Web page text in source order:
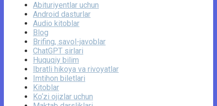
Abituriyentlar uchun
Android dasturlar
Audio kitoblar
Blog
Brifing, savol-javoblar
ChatGPT sirlari
Huquqiy bilim
Ibratli hikoya va rivoyatlar
Imtihon biletlari
Kitoblar
Ko‘zi ojizlar uchun